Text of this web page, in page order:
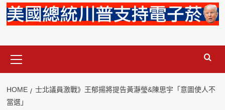
Menu
HOME
士北議員激戰》王郁揚將提告黃瀞瑩&陳思宇「意圖使人不
當選」